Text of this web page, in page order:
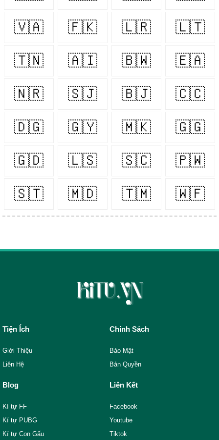
🇻🇦 🇫🇰 🇱🇷 🇱🇹
🇹🇳 🇦🇮 🇧🇼 🇪🇦
🇳🇷 🇸🇯 🇧🇯 🇨🇨
🇩🇬 🇬🇾 🇲🇰 🇬🇬
🇬🇩 🇱🇸 🇸🇨 🇵🇼
🇸🇹 🇲🇩 🇹🇲 🇼🇫
Tiện Ích
Giới Thiệu
Liên Hệ
Chính Sách
Bảo Mật
Bản Quyền
Blog
Kí tự FF
Kí tự PUBG
Kí tự Con Gấu
Liên Kết
Facebook
Youtube
Tiktok